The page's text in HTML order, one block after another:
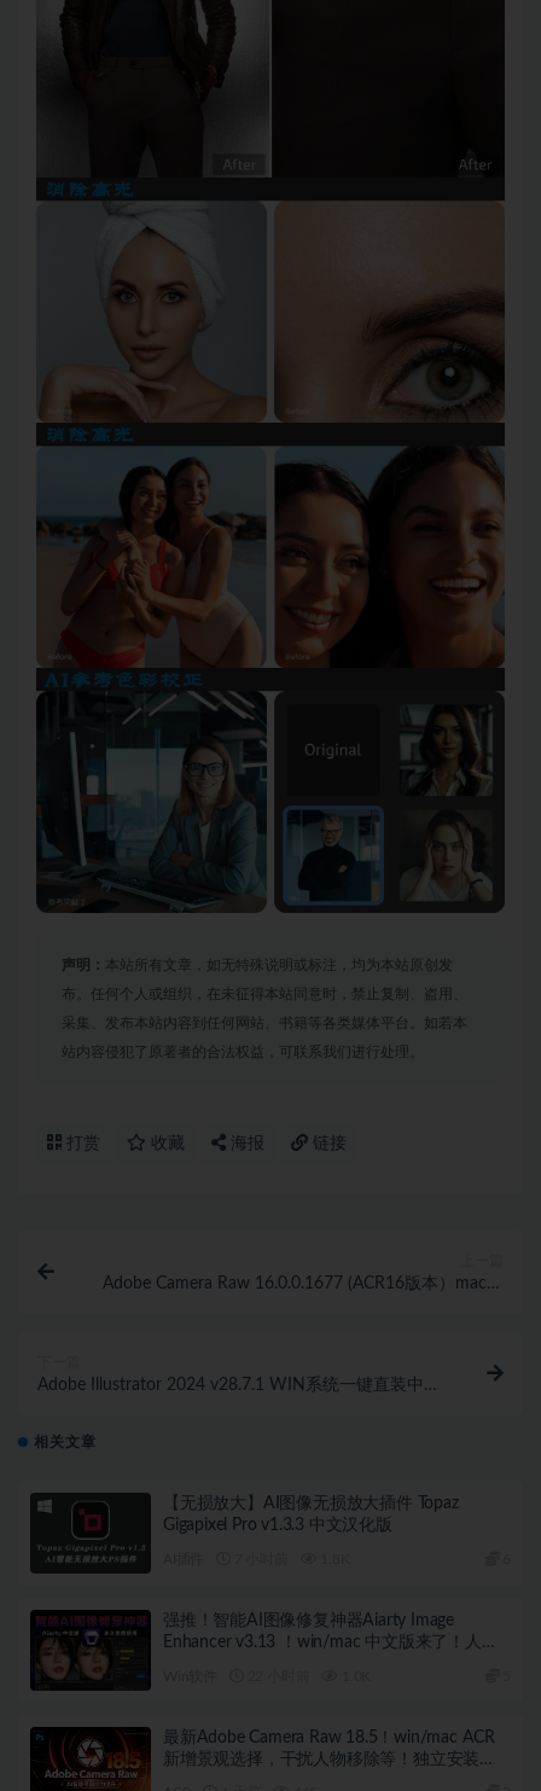
声明： 本站所有文章，如无特殊说明或标注，均为本站原创发
布。任何个人或组织，在未征得本站同意时，禁止复制、盗用、
采集、发布本站内容到任何网站、书籍等各类媒体平台。如若本
站内容侵犯了原著者的合法权益，可联系我们进行处理。
打赏 收藏 海报 链接
Adobe Camera Raw 16.0.0.1677 (ACR16版本）mac系
Adobe Illustrator 2024 v28.7.1 WIN系统一键直装中文
相关文章
【无损放大】AI图像无损放大插件 Topaz
Gigapixel Pro v1.3.3 中文汉化版
强推！智能AI图像修复神器Aiarty Image
Enhancer v3.13 ！win/mac 中文版来了！人脸
最新Adobe Camera Raw 18.5！win/mac ACR
新增景观选择，干扰人物移除等！独立安装